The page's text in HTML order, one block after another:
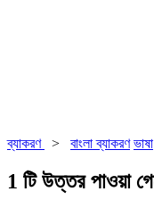
ব্যাকরণ > বাংলা ব্যাকরণ ভাষা
1 টি উত্তর পাওয়া